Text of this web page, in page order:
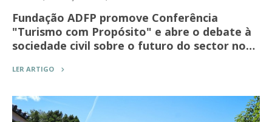
Fundação ADFP promove Conferência
"Turismo com Propósito" e abre o debate à
sociedade civil sobre o futuro do sector no…
LER ARTIGO